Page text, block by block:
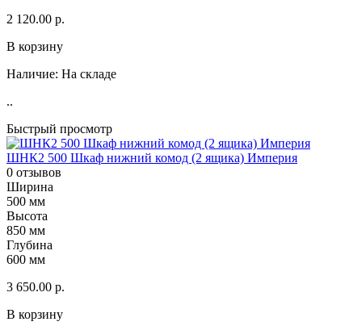
2 120.00 р.
В корзину
Наличие: На складе
..
Быстрый просмотр
ШНК2 500 Шкаф нижний комод (2 ящика) Империя
0 отзывов
Ширина
500 мм
Высота
850 мм
Глубина
600 мм
3 650.00 р.
В корзину